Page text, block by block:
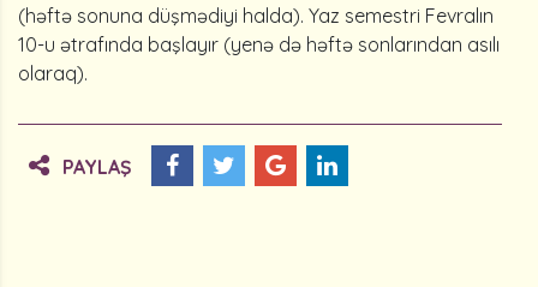
(həftə sonuna düşmədiyi halda). Yaz semestri Fevralın
10-u ətrafında başlayır (yenə də həftə sonlarından asılı
olaraq).
PAYLAŞ